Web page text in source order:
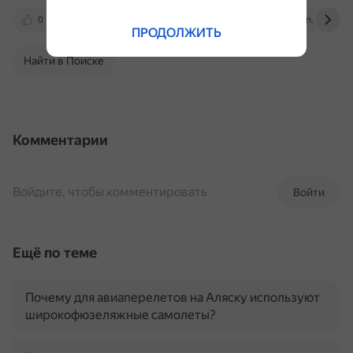
0
Найти в Поиске
Комментарии
Войти
Войдите, чтобы комментировать
Ещё по теме
Почему для авиаперелетов на Аляску используют
широкофюзеляжные самолеты?
ПРОДОЛЖИТЬ